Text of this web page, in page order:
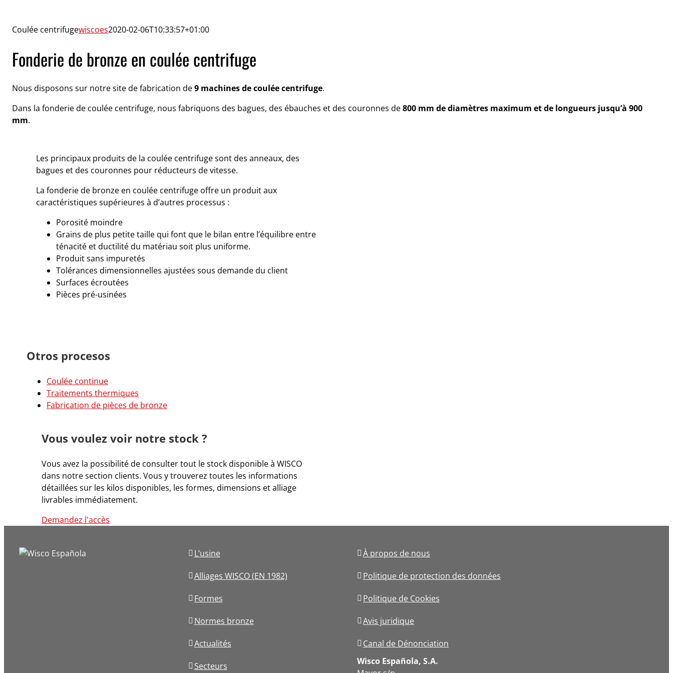
Coulée centrifugewiscoes2020-02-06T10:33:57+01:00
Fonderie de bronze en coulée centrifuge
Nous disposons sur notre site de fabrication de9 machines de coulée centrifuge.
Dans la fonderie de coulée centrifuge, nous fabriquons des bagues, des ébauches et des couronnes de800 mm de diamètres maximum et de longueurs jusqu’à 900
mm.
Les principaux produits de la coulée centrifuge sont des anneaux, des
bagues et des couronnes pour réducteurs de vitesse.
La fonderie de bronze en coulée centrifuge offre un produit aux
caractéristiques supérieures à d’autres processus :
Porosité moindre
Grains de plus petite taille qui font que le bilan entre l’équilibre entre
ténacité et ductilité du matériau soit plus uniforme.
Produit sans impuretés
Tolérances dimensionnelles ajustées sous demande du client
Surfaces écroutées
Pièces pré-usinées
Otros procesos
Coulée continue
Traitements thermiques
Fabrication de pièces de bronze
Vous voulez voir notre stock ?
Vous avez la possibilité de consulter tout le stock disponible à WISCO
dans notre section clients. Vous y trouverez toutes les informations
détaillées sur les kilos disponibles, les formes, dimensions et alliage
livrables immédiatement.
Demandez l'accès
L’usine
Alliages WISCO (EN 1982)
Formes
Normes bronze
Actualités
Secteurs
À propos de nous
Politique de protection des données
Politique de Cookies
Avis juridique
Canal de Dénonciation
Wisco Española, S.A.